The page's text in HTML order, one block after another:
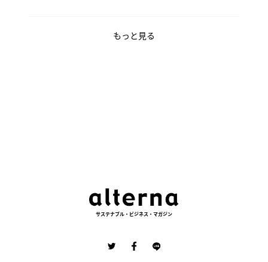
もっと見る
サステナブル・ビジネス・マガジン